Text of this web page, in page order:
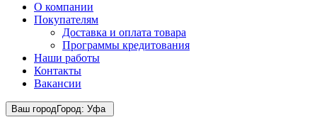
О компании
Покупателям
Доставка и оплата товара
Программы кредитования
Наши работы
Контакты
Вакансии
Ваш городГород: Уфа